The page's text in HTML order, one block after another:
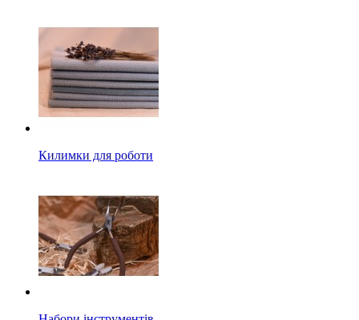
Килимки для роботи